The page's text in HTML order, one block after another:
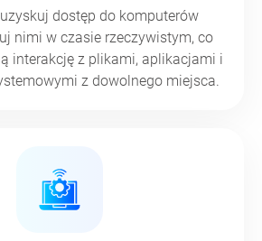
dostęp do komputerów
nimi w czasie rzeczywistym, co
interakcję z plikami, aplikacjami i
z dowolnego miejsca.